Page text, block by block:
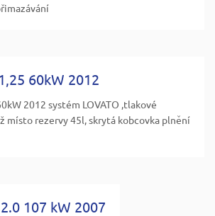
60kW 2012
2012 systém LOVATO ,tlakové
místo rezervy 45l, skrytá kobcovka plnění
107 kW 2007